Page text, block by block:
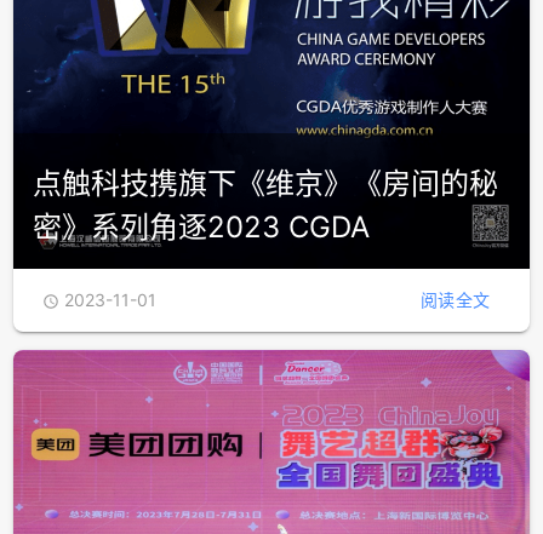
点触科技携旗下《维京》《房间的秘
密》系列角逐2023 CGDA
 2023-11-01 阅读全文